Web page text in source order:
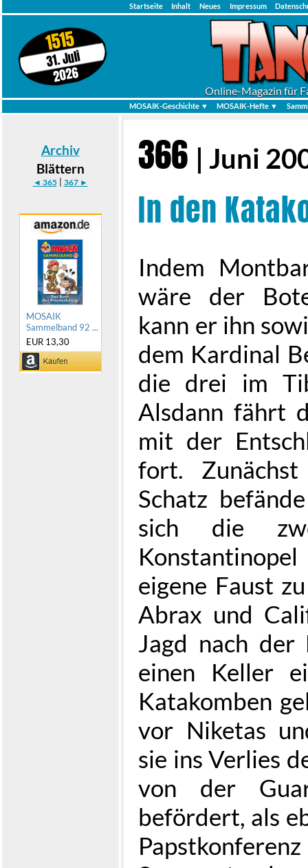
Startseite Inhalt Neues Impressum
1515
31. Juli
2026
Online-Magazin für
MOSAIK-Geschichte ▼ MOSAIK-Hefte ▼
Archiv
Blättern
◄ 365| 367 ►
MOSAIK
Sammelband 92 ...
EUR 13,30
366 | Juni
In den
Indem
wäre der
kann er ihn
dem Kardinal
die drei im
Alsdann fährt
mit der
fort.
Schatz
sich die
eigene Faust
Abrax und
Jagd nach der
einen Keller
Katakomben
vor Niketas
sie ins Verlies
von der
befördert, als
Papstkonferenz